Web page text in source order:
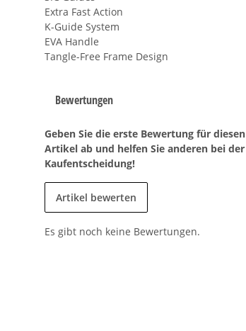
Extra Fast Action
K-Guide System
EVA Handle
Tangle-Free Frame Design
Bewertungen
Geben Sie die erste Bewertung für diesen
Artikel ab und helfen Sie anderen bei der
Kaufentscheidung!
Artikel bewerten
Es gibt noch keine Bewertungen.